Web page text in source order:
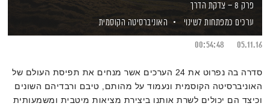
פרק 8 – צדקת הדרך
ערכים כמפתחות לשינוי
האוניברסיטה הקוסמית
05.11.16
00:54:48
סדרה בה נפרוט את 24 הערכים אשר מנחים את תפיסת העולם של
האוניברסיטה הקוסמית ונעמוד על מהותם, טיבם ורבדיהם השונים
וכיצד הם יכולים לשרת אותנו ביצירת מציאות מיטבית ומשמעותית